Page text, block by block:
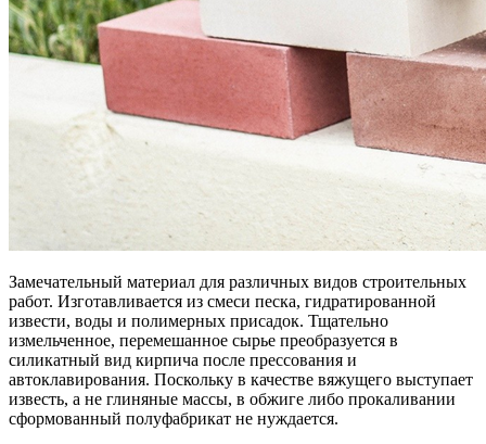
Замечательный материал для различных видов строительных
работ. Изготавливается из смеси песка, гидратированной
извести, воды и полимерных присадок. Тщательно
измельченное, перемешанное сырье преобразуется в
силикатный вид кирпича после прессования и
автоклавирования. Поскольку в качестве вяжущего выступает
известь, а не глиняные массы, в обжиге либо прокаливании
сформованный полуфабрикат не нуждается.